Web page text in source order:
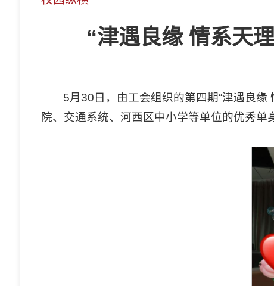
“津遇良缘 情系天
5月30日，由工会组织的第四期“津遇良
院、交通系统、河西区中小学等单位的优秀单